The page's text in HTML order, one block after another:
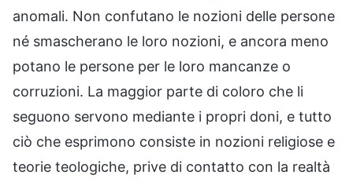
anomali. Non confutano le nozioni delle persone
né smascherano le loro nozioni, e ancora meno
potano le persone per le loro mancanze o
corruzioni. La maggior parte di coloro che li
seguono servono mediante i propri doni, e tutto
ciò che esprimono consiste in nozioni religiose e
teorie teologiche, prive di contatto con la realtà